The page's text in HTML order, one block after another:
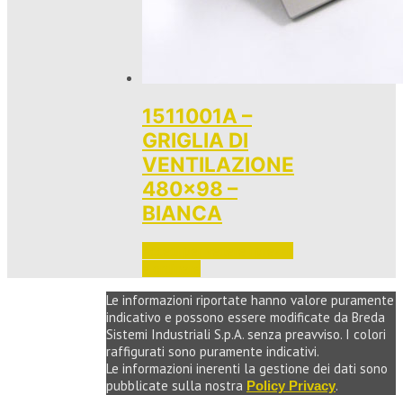
1511001A –
GRIGLIA DI
VENTILAZIONE
480×98 –
BIANCA
Le informazioni riportate hanno valore puramente
indicativo e possono essere modificate da Breda
Sistemi Industriali S.p.A. senza preavviso. I colori
raffigurati sono puramente indicativi.
Le informazioni inerenti la gestione dei dati sono
pubblicate sulla nostra Policy Privacy.